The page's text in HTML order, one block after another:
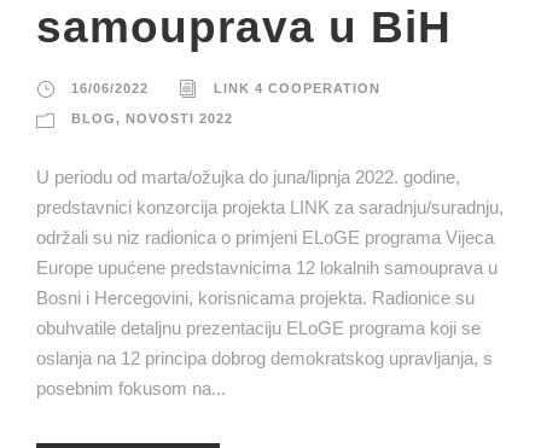
samouprava u BiH
16/06/2022 LINK 4 COOPERATION
BLOG, NOVOSTI 2022
U periodu od marta/ožujka do juna/lipnja 2022. godine,
predstavnici konzorcija projekta LINK za saradnju/suradnju,
održali su niz radionica o primjeni ELoGE programa Vijeca
Europe upućene predstavnicima 12 lokalnih samouprava u
Bosni i Hercegovini, korisnicama projekta. Radionice su
obuhvatile detaljnu prezentaciju ELoGE programa koji se
oslanja na 12 principa dobrog demokratskog upravljanja, s
posebnim fokusom na...